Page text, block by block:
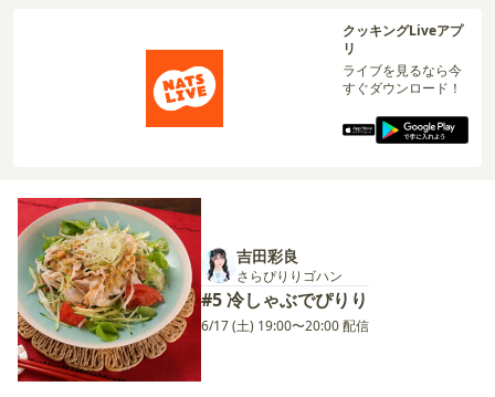
クッキングLiveアプ
リ
ライブを見るなら今
すぐダウンロード！
吉田彩良
さらぴりりゴハン
#5 冷しゃぶでぴりり
6/17 (土) 19:00〜20:00 配信